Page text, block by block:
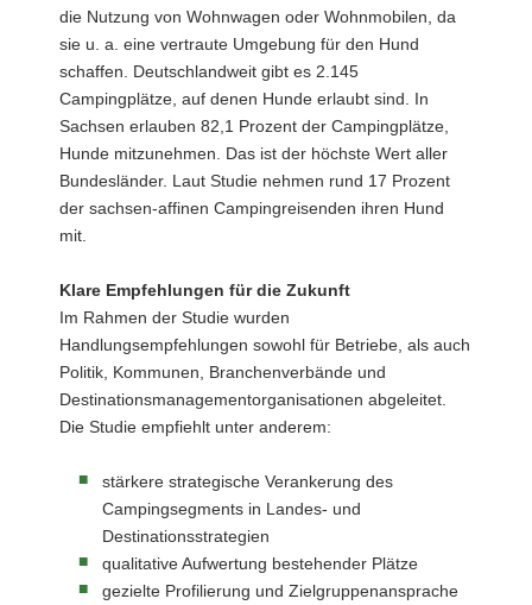
die Nutzung von Wohnwagen oder Wohnmobilen, da
sie u. a. eine vertraute Umgebung für den Hund
schaffen. Deutschlandweit gibt es 2.145
Campingplätze, auf denen Hunde erlaubt sind. In
Sachsen erlauben 82,1 Prozent der Campingplätze,
Hunde mitzunehmen. Das ist der höchste Wert aller
Bundesländer. Laut Studie nehmen rund 17 Prozent
der sachsen-affinen Campingreisenden ihren Hund
mit.
Klare Empfehlungen für die Zukunft
Im Rahmen der Studie wurden
Handlungsempfehlungen sowohl für Betriebe, als auch
Politik, Kommunen, Branchenverbände und
Destinationsmanagementorganisationen abgeleitet.
Die Studie empfiehlt unter anderem:
stärkere strategische Verankerung des
Campingsegments in Landes- und
Destinationsstrategien
qualitative Aufwertung bestehender Plätze
gezielte Profilierung und Zielgruppenansprache